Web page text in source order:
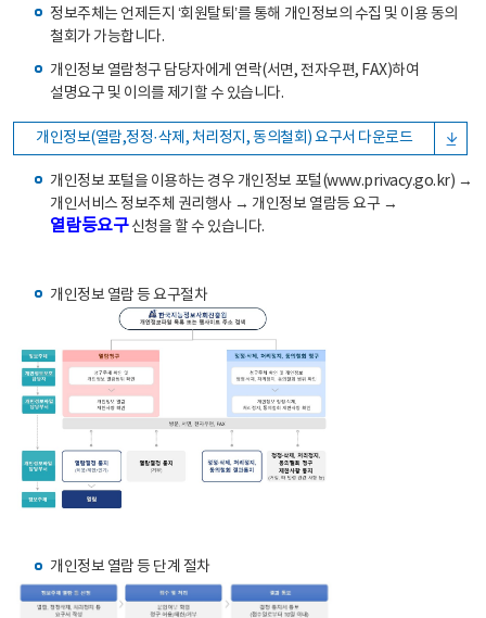
정보주체는 언제든지 ‘회원탈퇴’를 통해 개인정보의 수집 및 이용 동의
철회가 가능합니다.
개인정보 열람청구 담당자에게 연락(서면, 전자우편, FAX)하여
설명요구 및 이의를 제기할 수 있습니다.
개인정보(열람,정정·삭제, 처리정지, 동의철회) 요구서 다운로드
개인정보 포털을 이용하는 경우 개인정보 포털(www.privacy.go.kr) →
개인서비스 정보주체 권리행사 → 개인정보 열람등 요구 →
열람등요구신청을 할 수 있습니다.
개인정보 열람 등 요구절차
개인정보 열람 등 단계 절차